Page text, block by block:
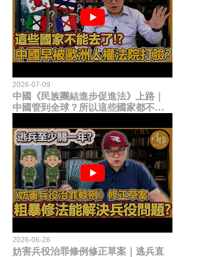
2026-07-09
中國《民族團結進步促進法》上路｜
中國管到全球？所以這些國家都不能
臉？
2026-06-26
妨害兵役治罪條例修正草案｜逃兵直